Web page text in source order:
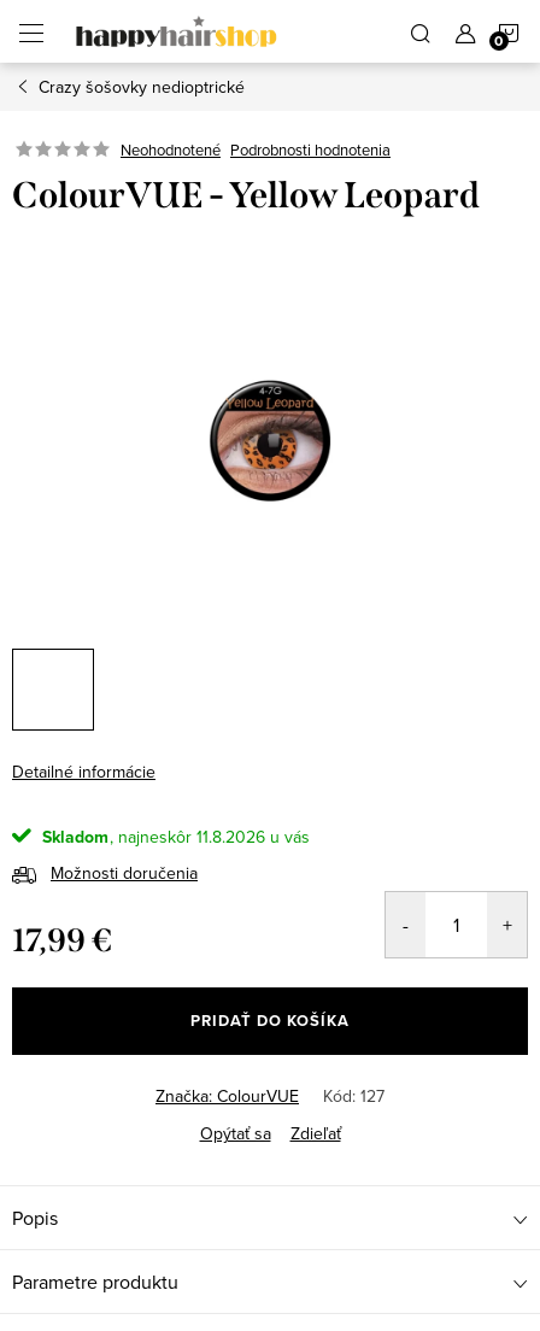
obsah
Crazy šošovky nedioptrické
Neohodnotené Podrobnosti hodnotenia
ColourVUE - Yellow Leopard
Detailné informácie
Skladom
11.8.2026
Možnosti doručenia
17,99 €
cena:
PRIDAŤ DO KOŠÍKA
Značka: ColourVUE Kód: 127
Opýtať sa
Zdieľať
Popis
Parametre produktu